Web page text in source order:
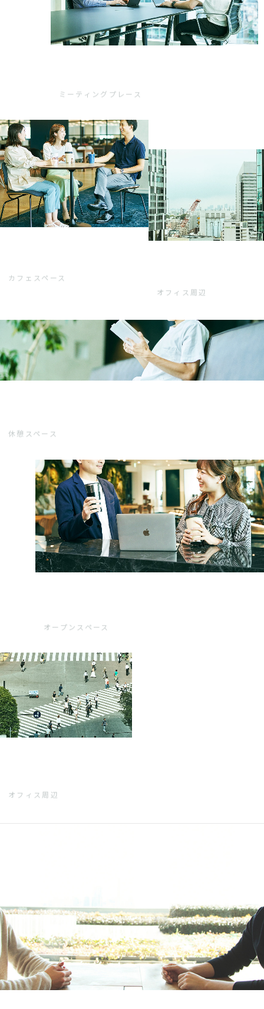
ミーティングプレース
カフェスペース
オフィス周辺
休憩スペース
オープンスペース
オフィス周辺